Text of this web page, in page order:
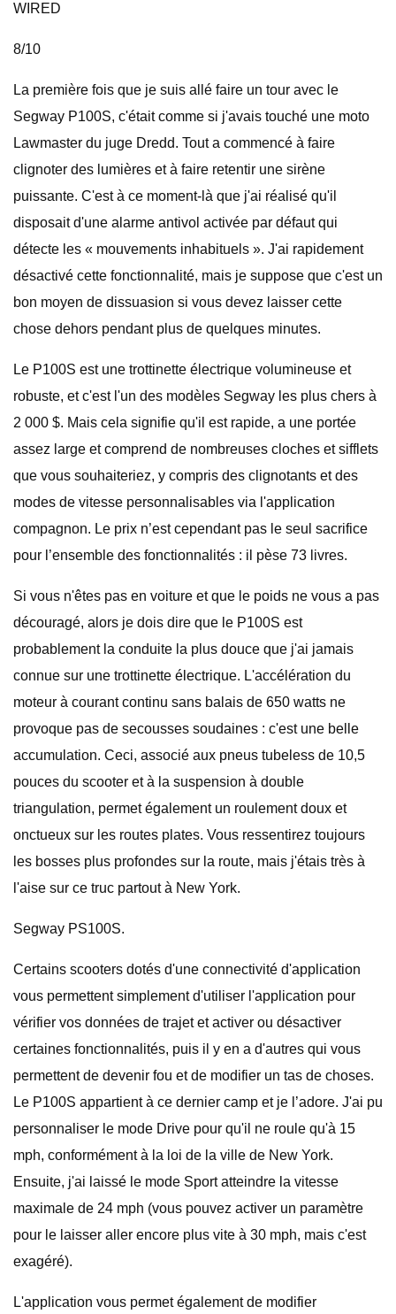
WIRED
8/10
La première fois que je suis allé faire un tour avec le
Segway P100S, c'était comme si j'avais touché une moto
Lawmaster du juge Dredd. Tout a commencé à faire
clignoter des lumières et à faire retentir une sirène
puissante. C'est à ce moment-là que j'ai réalisé qu'il
disposait d'une alarme antivol activée par défaut qui
détecte les « mouvements inhabituels ». J'ai rapidement
désactivé cette fonctionnalité, mais je suppose que c'est un
bon moyen de dissuasion si vous devez laisser cette
chose dehors pendant plus de quelques minutes.
Le P100S est une trottinette électrique volumineuse et
robuste, et c'est l'un des modèles Segway les plus chers à
2 000 $. Mais cela signifie qu'il est rapide, a une portée
assez large et comprend de nombreuses cloches et sifflets
que vous souhaiteriez, y compris des clignotants et des
modes de vitesse personnalisables via l'application
compagnon. Le prix n’est cependant pas le seul sacrifice
pour l’ensemble des fonctionnalités : il pèse 73 livres.
Si vous n'êtes pas en voiture et que le poids ne vous a pas
découragé, alors je dois dire que le P100S est
probablement la conduite la plus douce que j'ai jamais
connue sur une trottinette électrique. L'accélération du
moteur à courant continu sans balais de 650 watts ne
provoque pas de secousses soudaines : c'est une belle
accumulation. Ceci, associé aux pneus tubeless de 10,5
pouces du scooter et à la suspension à double
triangulation, permet également un roulement doux et
onctueux sur les routes plates. Vous ressentirez toujours
les bosses plus profondes sur la route, mais j'étais très à
l'aise sur ce truc partout à New York.
Segway PS100S.
Certains scooters dotés d'une connectivité d'application
vous permettent simplement d'utiliser l'application pour
vérifier vos données de trajet et activer ou désactiver
certaines fonctionnalités, puis il y en a d'autres qui vous
permettent de devenir fou et de modifier un tas de choses.
Le P100S appartient à ce dernier camp et je l’adore. J'ai pu
personnaliser le mode Drive pour qu'il ne roule qu'à 15
mph, conformément à la loi de la ville de New York.
Ensuite, j'ai laissé le mode Sport atteindre la vitesse
maximale de 24 mph (vous pouvez activer un paramètre
pour le laisser aller encore plus vite à 30 mph, mais c'est
exagéré).
L'application vous permet également de modifier